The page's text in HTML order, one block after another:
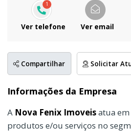
1
Ver telefone Ver email
Compartilhar Solicitar
Informações da Empresa
A Nova Fenix Imoveisatua
produtos e/ou serviços no